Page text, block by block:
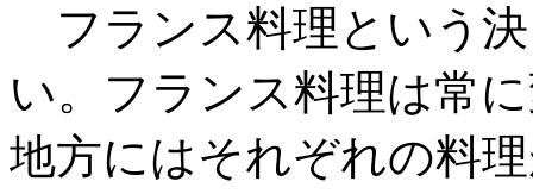
フランス料理という
い。フランス料理は常
地方にはそれぞれの料